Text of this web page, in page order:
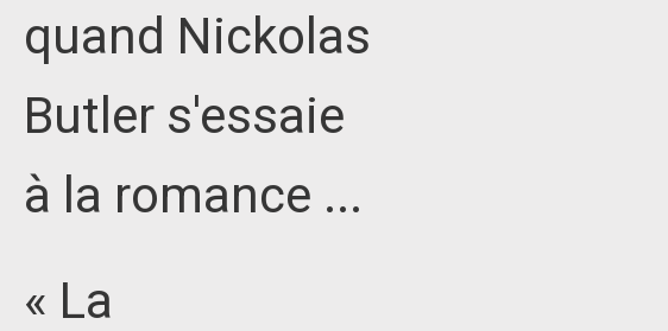
quand Nickolas
Butler s'essaie
à la romance ...
« La